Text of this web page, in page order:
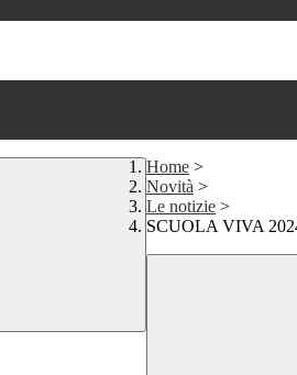
Home >
Novità >
Le notizie >
SCUOLA VIVA